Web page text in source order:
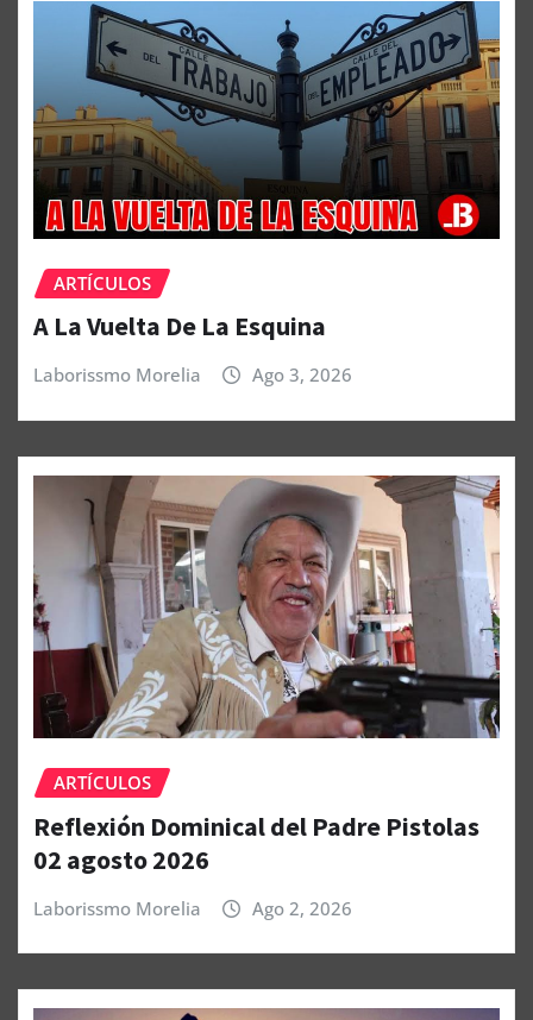
ARTÍCULOS
A La Vuelta De La Esquina
Laborissmo Morelia Ago 3, 2026
ARTÍCULOS
Reflexión Dominical del Padre Pistolas
02 agosto 2026
Laborissmo Morelia Ago 2, 2026